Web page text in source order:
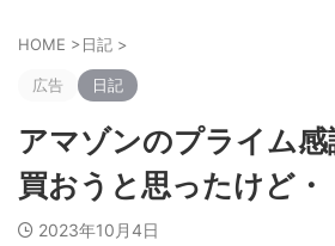
HOME >日記 >
広告 日記
アマゾンのプライム
買おうと思ったけど・
2023年10月4日